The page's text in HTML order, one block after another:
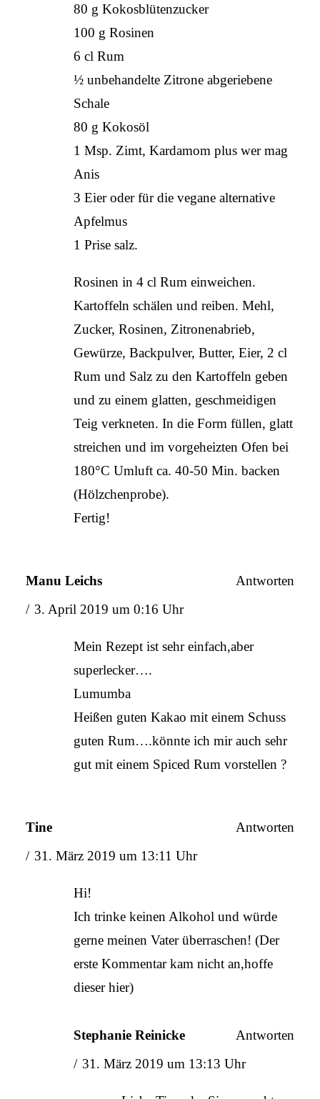
80 g Kokosblütenzucker
100 g Rosinen
6 cl Rum
½ unbehandelte Zitrone abgeriebene
Schale
80 g Kokosöl
1 Msp. Zimt, Kardamom plus wer mag
Anis
3 Eier oder für die vegane alternative
Apfelmus
1 Prise salz.
Rosinen in 4 cl Rum einweichen.
Kartoffeln schälen und reiben. Mehl,
Zucker, Rosinen, Zitronenabrieb,
Gewürze, Backpulver, Butter, Eier, 2 cl
Rum und Salz zu den Kartoffeln geben
und zu einem glatten, geschmeidigen
Teig verkneten. In die Form füllen, glatt
streichen und im vorgeheizten Ofen bei
180°C Umluft ca. 40-50 Min. backen
(Hölzchenprobe).
Fertig!
Manu Leichs
3. April 2019 um 0:16 Uhr
Mein Rezept ist sehr einfach,aber
superlecker….
Lumumba
Heißen guten Kakao mit einem Schuss
guten Rum….könnte ich mir auch sehr
gut mit einem Spiced Rum vorstellen ?
Antworten
Tine
31. März 2019 um 13:11 Uhr
Hi!
Ich trinke keinen Alkohol und würde
gerne meinen Vater überraschen! (Der
erste Kommentar kam nicht an,hoffe
dieser hier)
Antworten
Stephanie Reinicke
31. März 2019 um 13:13 Uhr
Antworten